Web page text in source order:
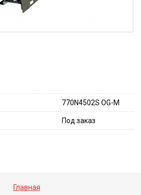
770N4502S OG-M
Под заказ
Главная